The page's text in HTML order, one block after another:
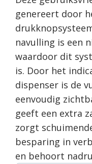
genereert door
navulling is een
waardoor dit
is. Door het
dispenser is de
eenvoudig
geeft een extra
zorgt
besparing in
en behoort